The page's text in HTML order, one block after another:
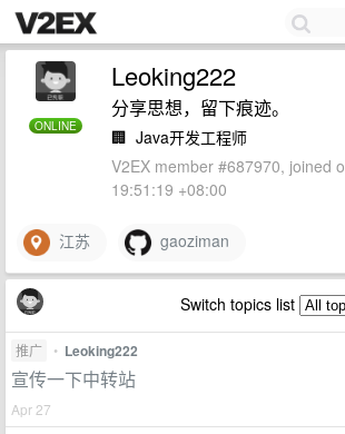
ONLINE
Leoking222
分享思想，留下痕迹。
🏢 Java开发工程师
V2EX member #687970, joined
19:51:19 +08:00
江苏 gaoziman
Switch topics list
推广 • Leoking222
宣传一下中转站
Apr 27